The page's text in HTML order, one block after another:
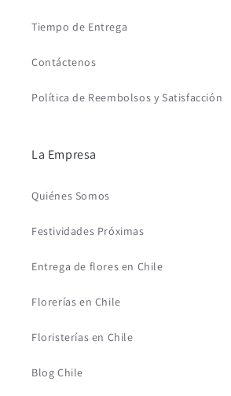
Tiempo de Entrega
Contáctenos
Política de Reembolsos y Satisfacción
La Empresa
Quiénes Somos
Festividades Próximas
Entrega de flores en Chile
Florerías en Chile
Floristerías en Chile
Blog Chile